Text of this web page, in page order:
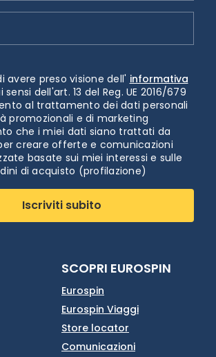
avere preso visione dell' informativa
sensi dell'art. 13 del Reg. UE 2016/679
al trattamento dei dati personali
promozionali e di marketing
che i miei dati siano trattati da
creare offerte e comunicazioni
basate sui miei interessi e sulle
di acquisto (profilazione)
Iscriviti subito
SCOPRI EUROSPIN
Eurospin
Eurospin Viaggi
Store locator
Comunicazioni